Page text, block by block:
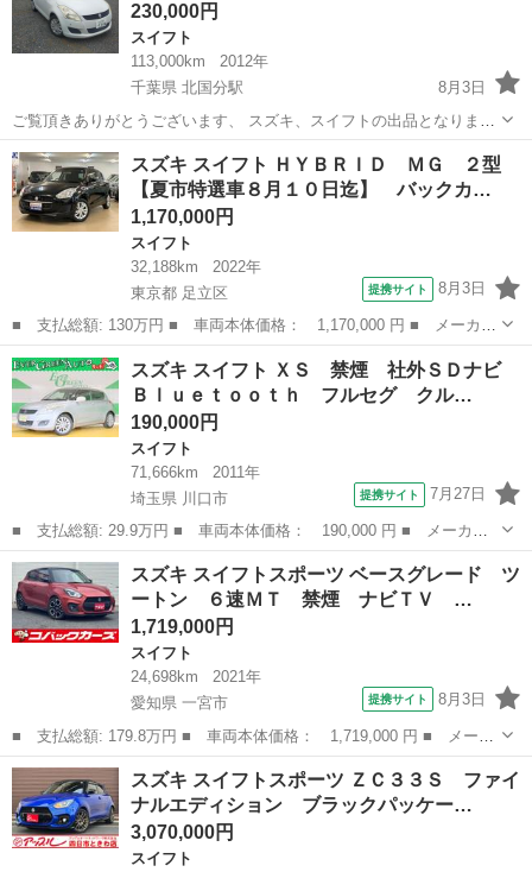
230,000円
スイフト
113,000km
2012年
千葉県 北国分駅
8月3日
ご覧頂きありがとうございます、 スズキ、スイフトの出品となりま
す。 決まり次第終了となります、 気になった方はお早めにご連絡くだ
さい！ ⚠購入前に必ず現車確認をお願い致します。 現車確認の場所は
千葉県松戸市大橋になり...
千葉 松戸市 北国分駅 スイフト
スズキ スイフト ＨＹＢＲＩＤ ＭＧ ２型
【夏市特選車８月１０日迄】 バックカ…
1,170,000円
スイフト
32,188km
2022年
東京都 足立区
提携サイト 8月3日
■ 支払総額: 130万円 ■ 車両本体価格： 1,170,000 円 ■ メーカー
名： スズキ ■ 車種名： スイフト ■ グレード名： ＨＹＢＲＩ
Ｄ ＭＧ ２型【夏市特選車８月１０日迄】 バックカメラ 純正ナ
ビ プッシ...
東京 足立区 スイフト
スズキ スイフト ＸＳ 禁煙 社外ＳＤナビ
Ｂｌｕｅｔｏｏｔｈ フルセグ クル…
190,000円
スイフト
71,666km
2011年
埼玉県 川口市
提携サイト 7月27日
■ 支払総額: 29.9万円 ■ 車両本体価格： 190,000 円 ■ メーカー
名： スズキ ■ 車種名： スイフト ■ グレード名： ＸＳ 禁
煙 社外ＳＤナビ Ｂｌｕｅｔｏｏｔｈ フルセグ クルーズコント
ロール ＨＩＤ...
埼玉 川口市 スイフト
スズキ スイフトスポーツ ベースグレード ツ
ートン ６速ＭＴ 禁煙 ナビＴＶ …
1,719,000円
スイフト
24,698km
2021年
愛知県 一宮市
提携サイト 8月3日
■ 支払総額: 179.8万円 ■ 車両本体価格： 1,719,000 円 ■ メーカ
ー名： スズキ ■ 車種名： スイフトスポーツ ■ グレード名：
ベースグレード ツートン ６速ＭＴ 禁煙 ナビＴＶ Ｂｌｕｅｔ
ｏｏｔｈ...
愛知 一宮市 スイフト
スズキ スイフトスポーツ ＺＣ３３Ｓ ファイ
ナルエディション ブラックパッケー…
3,070,000円
スイフト